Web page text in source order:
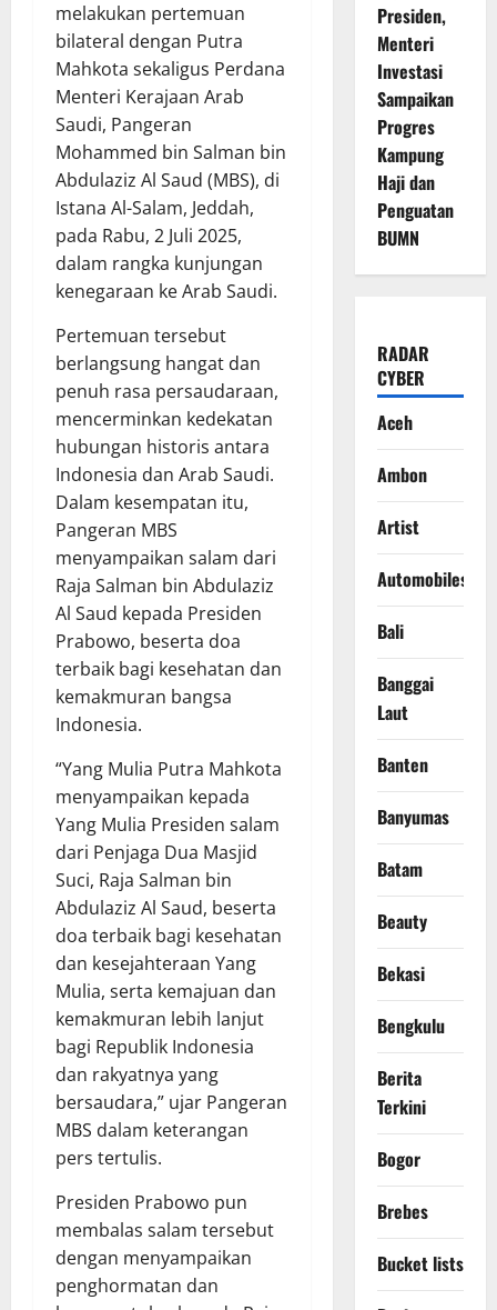
melakukan pertemuan
bilateral dengan Putra
Mahkota sekaligus Perdana
Menteri Kerajaan Arab
Saudi, Pangeran
Mohammed bin Salman bin
Abdulaziz Al Saud (MBS), di
Istana Al-Salam, Jeddah,
pada Rabu, 2 Juli 2025,
dalam rangka kunjungan
kenegaraan ke Arab Saudi.
Pertemuan tersebut
berlangsung hangat dan
penuh rasa persaudaraan,
mencerminkan kedekatan
hubungan historis antara
Indonesia dan Arab Saudi.
Dalam kesempatan itu,
Pangeran MBS
menyampaikan salam dari
Raja Salman bin Abdulaziz
Al Saud kepada Presiden
Prabowo, beserta doa
terbaik bagi kesehatan dan
kemakmuran bangsa
Indonesia.
“Yang Mulia Putra Mahkota
menyampaikan kepada
Yang Mulia Presiden salam
dari Penjaga Dua Masjid
Suci, Raja Salman bin
Abdulaziz Al Saud, beserta
doa terbaik bagi kesehatan
dan kesejahteraan Yang
Mulia, serta kemajuan dan
kemakmuran lebih lanjut
bagi Republik Indonesia
dan rakyatnya yang
bersaudara,” ujar Pangeran
MBS dalam keterangan
pers tertulis.
Presiden Prabowo pun
membalas salam tersebut
dengan menyampaikan
penghormatan dan
Presiden,
Menteri
Investasi
Sampaikan
Progres
Kampung
Haji dan
Penguatan
BUMN
RADAR
CYBER
Aceh
Ambon
Artist
Automobiles
Bali
Banggai
Laut
Banten
Banyumas
Batam
Beauty
Bekasi
Bengkulu
Berita
Terkini
Bogor
Brebes
Bucket lists